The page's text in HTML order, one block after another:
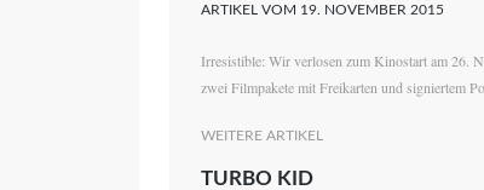
ARTIKEL VOM 19. NOVEMBER 2015
Irresistible: Wir verlosen zum Kinostart am 26.
zwei Filmpakete mit Freikarten und signiertem
WEITERE ARTIKEL
TURBO KID